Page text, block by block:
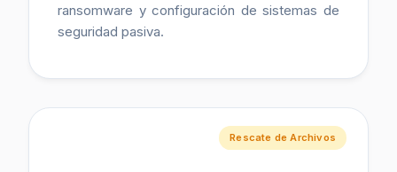
ransomware y configuración de sistemas de
seguridad pasiva.
Rescate de Archivos